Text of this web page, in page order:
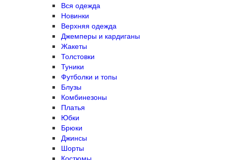
Вся одежда
Новинки
Верхняя одежда
Джемперы и кардиганы
Жакеты
Толстовки
Туники
Футболки и топы
Блузы
Комбинезоны
Платья
Юбки
Брюки
Джинсы
Шорты